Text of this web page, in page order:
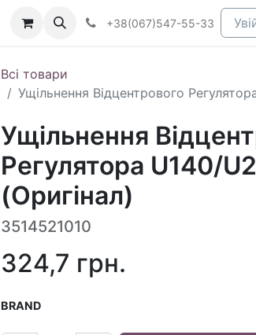
+38(067)547-55-33
Всі товари
Ущільнення Відцентрового
Ущільнення
Регулятора U140/
(Оригінал)
3514521010
324,7 грн.
BRAND